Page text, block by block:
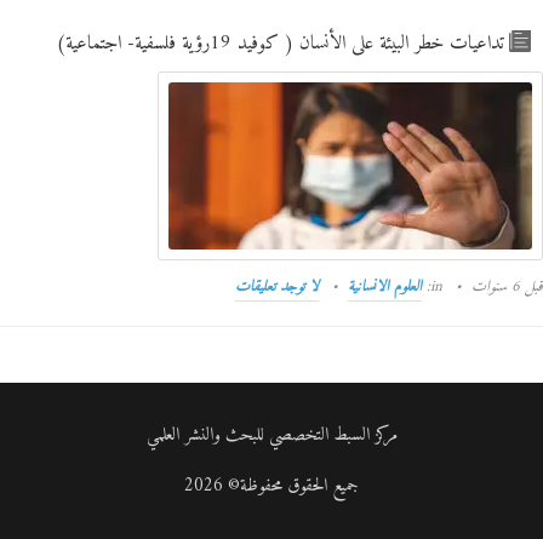
تداعيات خطر البيئة على الأنسان ( كوفيد 19رؤية فلسفية- اجتماعية)
قبل 6 سنوات in: العلوم الانسانية لا توجد تعليقات
مركز السبط التخصصي للبحث والنشر العلمي
جميع الحقوق محفوظة© 2026